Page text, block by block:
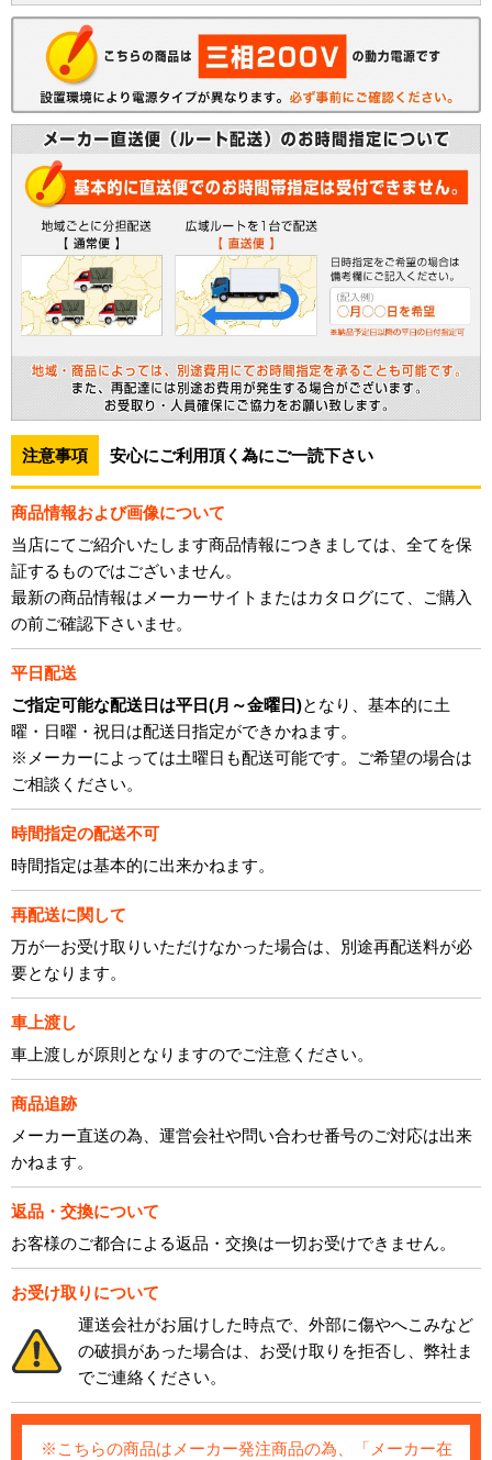
注意事項 安心にご利用頂く為にご一読下さい
商品情報および画像について
当店にてご紹介いたします商品情報につきましては、全てを保
証するものではございません。
最新の商品情報はメーカーサイトまたはカタログにて、ご購入
の前ご確認下さいませ。
平日配送
ご指定可能な配送日は平日(月～金曜日)となり、基本的に土
曜・日曜・祝日は配送日指定ができかねます。
※メーカーによっては土曜日も配送可能です。ご希望の場合は
ご相談ください。
時間指定の配送不可
時間指定は基本的に出来かねます。
再配送に関して
万が一お受け取りいただけなかった場合は、別途再配送料が必
要となります。
車上渡し
車上渡しが原則となりますのでご注意ください。
商品追跡
メーカー直送の為、運営会社や問い合わせ番号のご対応は出来
かねます。
返品・交換について
お客様のご都合による返品・交換は一切お受けできません。
お受け取りについて
運送会社がお届けした時点で、外部に傷やへこみなど
の破損があった場合は、お受け取りを拒否し、弊社ま
でご連絡ください。
※こちらの商品はメーカー発注商品の為、「メーカー在